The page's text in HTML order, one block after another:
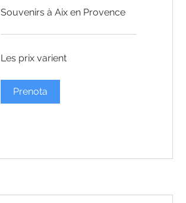
Souvenirs à Aix en Provence
prix
Les prix varient
Prenota